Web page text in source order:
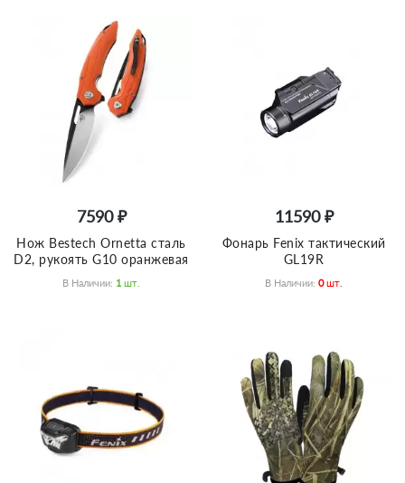
7590 ₽
Нож Bestech Ornetta сталь
D2, рукоять G10 оранжевая
В Наличии: 1 Шт.
11590 ₽
Фонарь Fenix тактический
GL19R
В Наличии: 0 Шт.